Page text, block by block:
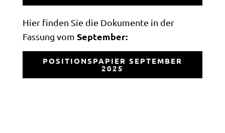
Hier finden Sie die Dokumente in der
Fassung vom September:
POSITIONSPAPIER SEPTEMBER
2025